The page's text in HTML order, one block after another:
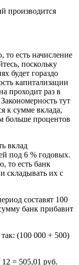
производится
то есть начисление
поскольку
будет гораздо
капитализации
проходит раз в
тут
к сумме вклада,
больше процентов
вклад
под 6 % годовых.
то есть банк
складывать их с
составят 100
банк прибавит
(100 000 + 500)
= 505,01 руб.